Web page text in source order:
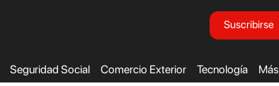
Suscribirse
Seguridad Social Comercio Exterior Tecnología Más